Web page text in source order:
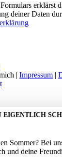
erklärst
deiner Daten
| Impressum |
EIGENTLICH
Sommer? Bei
und deine